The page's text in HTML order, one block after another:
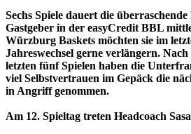
Sechs Spiele dauert die
Gastgeber in der easyCredit BBL
Würzburg Baskets möchten sie im
Jahreswechsel gerne verlängern. Nach
letzten fünf Spielen haben die
viel Selbstvertrauen im Gepäck die
in Angriff genommen.
Am 12. Spieltag treten Headcoach Sasa